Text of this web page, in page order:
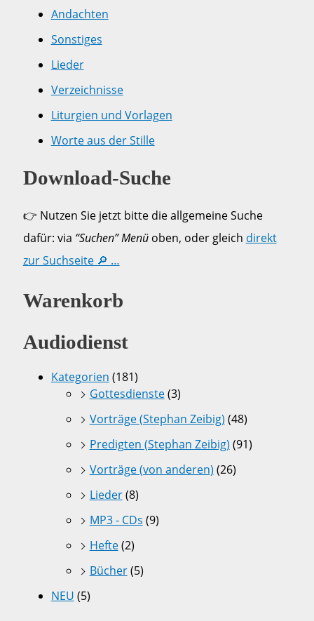
Andachten
Sonstiges
Lieder
Verzeichnisse
Liturgien und Vorlagen
Worte aus der Stille
Download-Suche
👉 Nutzen Sie jetzt bitte die allgemeine Suche
dafür: via “Suchen” Menüoben, oder gleich direkt
zur Suchseite 🔎 …
Warenkorb
Audiodienst
Kategorien (181)
Gottesdienste(3)
Vorträge (Stephan Zeibig) (48)
Predigten (Stephan Zeibig) (91)
Vorträge (von anderen) (26)
Lieder(8)
MP3 - CDs (9)
Hefte(2)
Bücher(5)
NEU (5)